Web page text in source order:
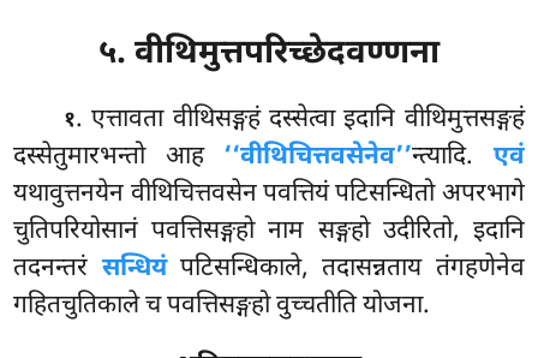
५. वीथिमुत्तपरिच्छेदवण्णना
१. एत्तावता वीथिसङ्गहं दस्सेत्वा इदानि वीथिमुत्तसङ्गहं
दस्सेतुमारभन्तो आह ‘‘वीथिचित्तवसेनेव’’न्त्यादि. एवं
यथावुत्तनयेन वीथिचित्तवसेन पवत्तियं पटिसन्धितो अपरभागे
चुतिपरियोसानं पवत्तिसङ्गहो नाम सङ्गहो उदीरितो, इदानि
तदनन्तरं सन्धियंपटिसन्धिकाले, तदासन्नताय तंगहणेनेव
गहितचुतिकाले च पवत्तिसङ्गहो वुच्चतीति योजना.